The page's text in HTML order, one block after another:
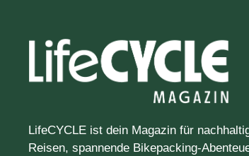
LifeCYCLE ist dein Magazin für
Reisen, spannende Bikepacking-